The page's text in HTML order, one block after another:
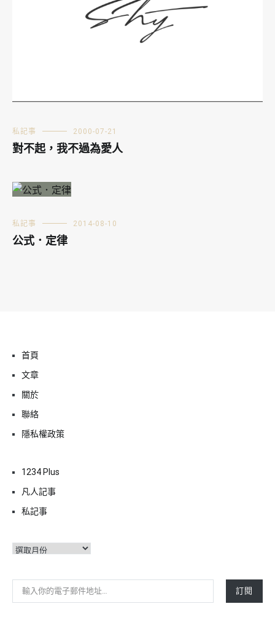
私記事 2000-07-21
對不起，我不過為愛人
私記事 2014-08-10
公式．定律
首頁
文章
關於
聯絡
隱私權政策
1234 Plus
凡人記事
私記事
彙
輸入你的電子郵件地址…
訂閱